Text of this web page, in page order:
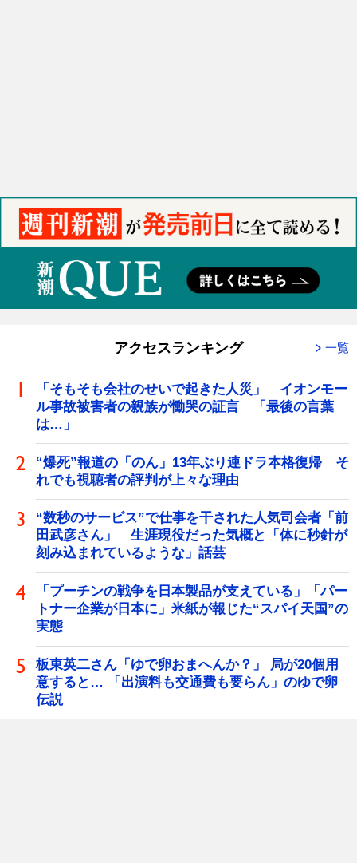
アクセスランキング 一覧
「そもそも会社のせいで起きた人災」 イオンモー
ル事故被害者の親族が慟哭の証言 「最後の言葉
は…」
“爆死”報道の「のん」13年ぶり連ドラ本格復帰 そ
れでも視聴者の評判が上々な理由
“数秒のサービス”で仕事を干された人気司会者「前
田武彦さん」 生涯現役だった気概と「体に秒針が
刻み込まれているような」話芸
「プーチンの戦争を日本製品が支えている」「パー
トナー企業が日本に」米紙が報じた“スパイ天国”の
実態
板東英二さん「ゆで卵おまへんか？」 局が20個用
意すると… 「出演料も交通費も要らん」のゆで卵
伝説